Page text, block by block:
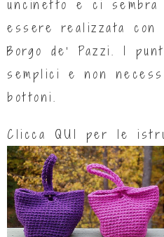
uncinetto e ci
essere realizzata con
Borgo de’ Pazzi. I
semplici e non
bottoni.
Clicca QUI per le